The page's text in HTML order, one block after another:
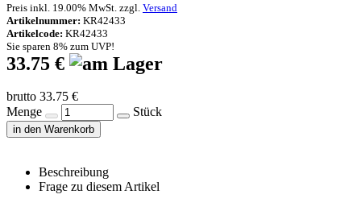
Preis inkl. 19.00% MwSt. zzgl. Versand
Artikelnummer: KR42433
Artikelcode: KR42433
Sie sparen 8% zum UVP!
33.75 €
brutto 33.75 €
Menge
Stück
in den Warenkorb
Beschreibung
Frage zu diesem Artikel